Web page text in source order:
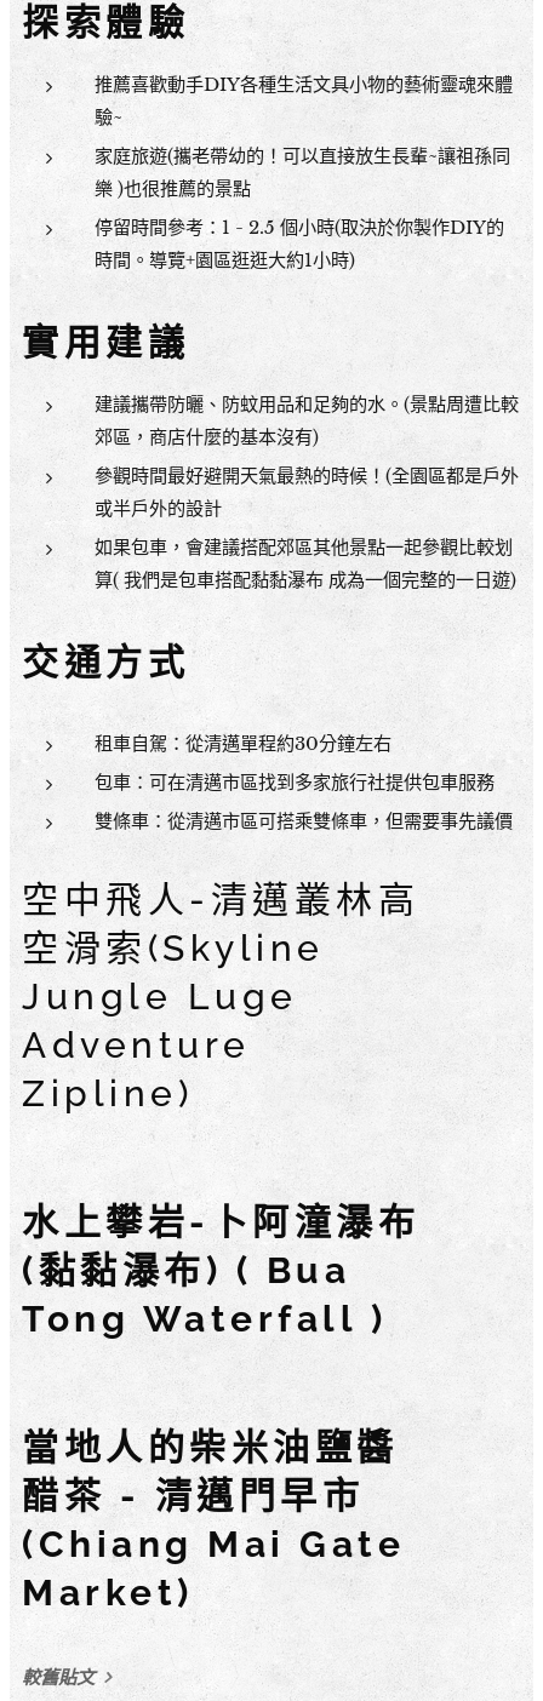
探索體驗
推薦喜歡動手DIY各種生活文具小物的藝術靈魂來體
驗~
家庭旅遊(攜老帶幼的！可以直接放生長輩~讓祖孫同
樂 )也很推薦的景點
停留時間參考：1 - 2.5 個小時(取決於你製作DIY的
時間。導覽+園區逛逛大約1小時)
實用建議
建議攜帶防曬、防蚊用品和足夠的水。(景點周遭比較
郊區，商店什麼的基本沒有)
參觀時間最好避開天氣最熱的時候！(全園區都是戶外
或半戶外的設計
如果包車，會建議搭配郊區其他景點一起參觀比較划
算( 我們是包車搭配黏黏瀑布 成為一個完整的一日遊)
交通方式
租車自駕：從清邁單程約30分鐘左右
包車：可在清邁市區找到多家旅行社提供包車服務
雙條車：從清邁市區可搭乘雙條車，但需要事先議價
空中飛人-清邁叢林高
空滑索(Skyline
Jungle Luge
Adventure
Zipline)
水上攀岩-卜阿潼瀑布
(黏黏瀑布) ( Bua
Tong Waterfall )
當地人的柴米油鹽醬
醋茶 - 清邁門早市
(Chiang Mai Gate
Market)
較舊貼文